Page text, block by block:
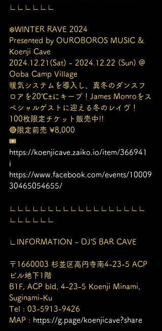
∟∟∟∟∟∟
❄️WINTER RAVE 2024
Presented by OUROBOROS MUSIC &
Koenji Cave
2024.12.21(Sat) - 2024.12.22 (Sun) @
Ooba Camp Village
暖気システムを導入し、真冬のダンスフ
ロアを20℃±にキープ！James Monroをス
ペシャルゲストに迎える冬のレイヴ！
100枚限定チケット販売中!!
🔴限定前売 ¥8,000
🎟️
https://koenjicave.zaiko.io/item/366941
ℹ️
https://www.facebook.com/events/10009
30465054655/
∟∟∟∟∟∟∟∟∟∟∟∟∟∟∟∟∟∟
∟∟∟∟∟∟
∟INFORMATION - DJ’S BAR CAVE
〒1660003 杉並区高円寺南4-23-5 ACP
ビル地下1階
B1F, ACP bld, 4-23-5 Koenji Minami,
Suginami-Ku
Tel : 03-5913-9426
MAP : https://g.page/koenjicave?share